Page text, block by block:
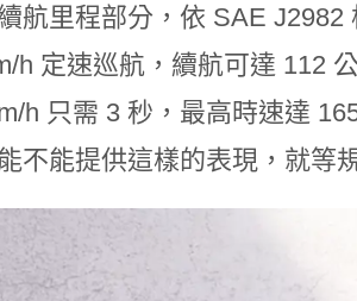
航里程部分，依 SAE
h 定速巡航，續航可達 112
h 只需 3 秒，最高時速達
不能提供這樣的表現，就等